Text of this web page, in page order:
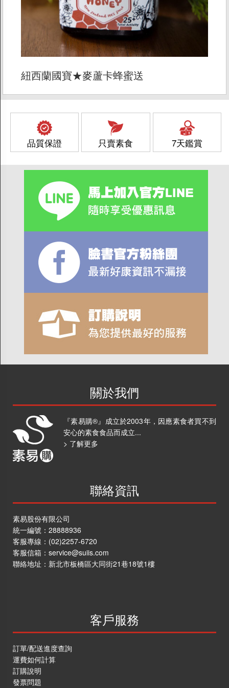
紐西蘭國寶★麥蘆卡蜂蜜送
品質保證 只賣素食 7天鑑賞
關於我們
『素易購®』成立於2003年，因應素食者買不到
安心的素食食品而成立...
> 了解更多
聯絡資訊
素易股份有限公司
統一編號：28888936
客服專線： (02)2257-6720
客服信箱： service@suiis.com
聯絡地址： 新北市板橋區大同街21巷18號1樓
客戶服務
訂單/配送進度查詢
運費如何計算
訂購說明
發票問題